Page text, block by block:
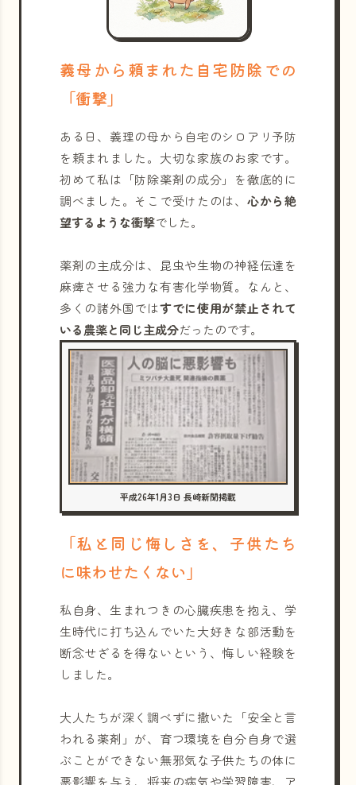
義母から頼まれた自宅防除での
「衝撃」
ある日、義理の母から自宅のシロアリ予防
を頼まれました。大切な家族のお家です。
初めて私は「防除薬剤の成分」を徹底的に
調べました。そこで受けたのは、 心から絶
望するような衝撃でした。
薬剤の主成分は、昆虫や生物の神経伝達を
麻痺させる強力な有害化学物質。なんと、
多くの諸外国ではすでに使用が禁止されて
いる農薬と同じ主成分だったのです。
平成26年1月3日 長崎新聞掲載
「私と同じ悔しさを、子供たち
に味わせたくない」
私自身、生まれつきの心臓疾患を抱え、学
生時代に打ち込んでいた大好きな部活動を
断念せざるを得ないという、悔しい経験を
しました。
大人たちが深く調べずに撒いた「安全と言
われる薬剤」が、育つ環境を自分自身で選
ぶことができない無邪気な子供たちの体に